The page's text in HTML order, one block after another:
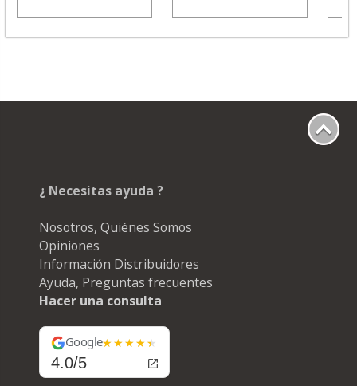
¿ Necesitas ayuda ?
Nosotros, Quiénes Somos
Opiniones
Información Distribuidores
Ayuda, Preguntas frecuentes
Hacer una consulta
Google
4.0/5